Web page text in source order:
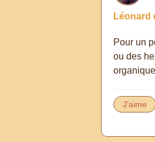
Léonard
Pour un
ou des
J'aime